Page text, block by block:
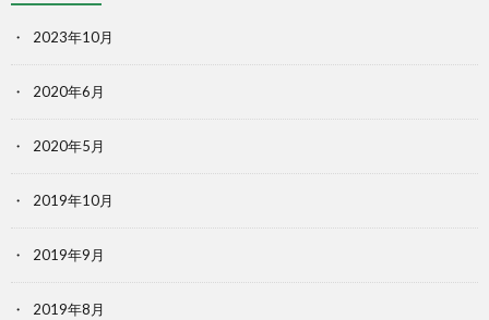
2023年10月
2020年6月
2020年5月
2019年10月
2019年9月
2019年8月